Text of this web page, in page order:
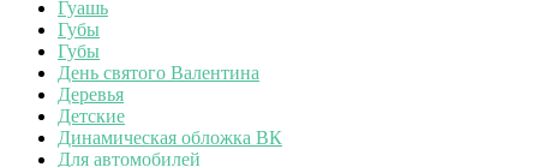
Гуашь
Губы
Губы
День святого Валентина
Деревья
Детские
Динамическая обложка ВК
Для автомобилей